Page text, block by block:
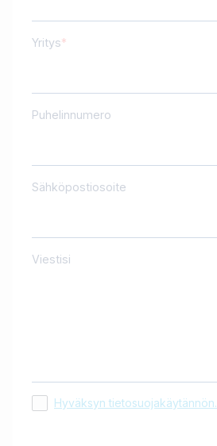
Yritys
Puhelinnumero
Sähköpostiosoite
Viestisi
Hyväksyn tietosuojakäytännön.